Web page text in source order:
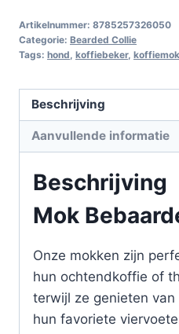
Artikelnummer: 8785257326050
Categorie: Bearded Collie
Tags: hond koffiebeker, koffiemok
Beschrijving
Aanvullende informatie
Beschrijving
Mok
Onze mokken zijn
hun ochtendkoffie of
terwijl ze genieten
hun favoriete